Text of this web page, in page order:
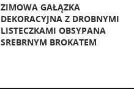
ZIMOWA GAŁĄZKA
DEKORACYJNA Z DROBNYMI
LISTECZKAMI OBSYPANA
SREBRNYM BROKATEM